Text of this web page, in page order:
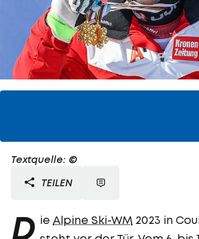
Textquelle: ©
TEILEN
D ie Alpine Ski-WM 2023 in